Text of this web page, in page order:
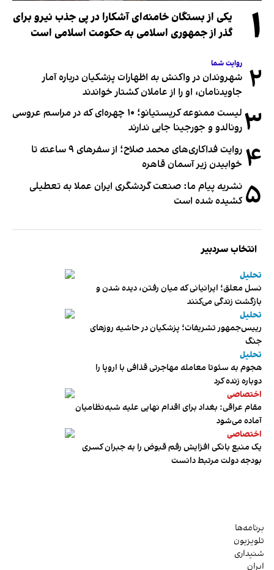
۱
یکی از بستگان خامنه‌ای آشکارا در پی جذب نیرو برای
گذر از جمهوری اسلامی به حکومت اسلامی است
۲ روایت شما
شهروندان در واکنش به اظهارات پزشکیان درباره آمار
جاویدنامان، او را از عاملان کشتار خواندند
۳
لیست ممنوعه کریستیانو؛ ۱۰ چهره‌ای که در مراسم عروسی
رونالدو و جورجینا جایی ندارند
۴
روایت فداکاری‌های محمد صلاح؛ از سفرهای ۹ ساعته تا
خوابیدن زیر آسمان قاهره
۵ نشریه پیام ما: صنعت گردشگری ایران عملا به تعطیلی
کشیده شده است
انتخاب سردبیر
تحلیل
نسل معلق؛ ایرانیانی که میان رفتن، دیده شدن و
بازگشت زندگی می‌کنند
تحلیل
رییس‌جمهور تشریفات؛ پزشکیان در حاشیه روزهای
جنگ
تحلیل
هجوم به سئوتا معامله مهاجرتی قذافی با اروپا را
دوباره زنده کرد
اختصاصی
مقام عراقی: بغداد برای اقدام نهایی علیه شبه‌نظامیان
آماده می‌شود
اختصاصی
یک منبع بانکی افزایش رقم قبوض را به جبران کسری
بودجه دولت مرتبط دانست
برنامه‌ها
تلویزیون
شنیداری
ایران